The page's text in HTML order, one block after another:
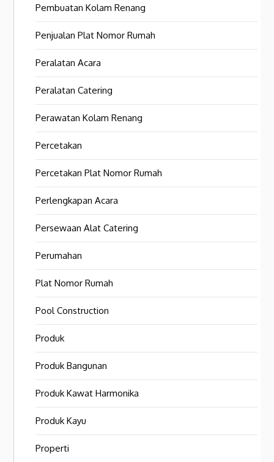
Pembuatan Kolam Renang
Penjualan Plat Nomor Rumah
Peralatan Acara
Peralatan Catering
Perawatan Kolam Renang
Percetakan
Percetakan Plat Nomor Rumah
Perlengkapan Acara
Persewaan Alat Catering
Perumahan
Plat Nomor Rumah
Pool Construction
Produk
Produk Bangunan
Produk Kawat Harmonika
Produk Kayu
Properti